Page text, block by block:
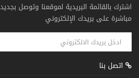
اشترك بالقائمة البريدية لموقعنا وتوصل
مباشرة على بريدك الإلكتروني
اتصل بنا